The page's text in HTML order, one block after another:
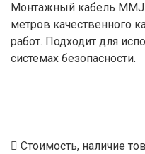
Монтажный кабель
метров качественного
работ. Подходит для
системах безопасности.
Стоимость, наличие